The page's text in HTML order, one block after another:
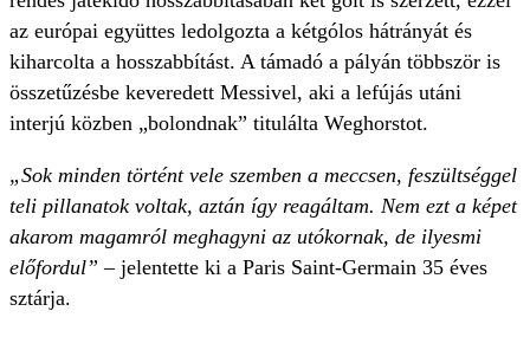
az európai együttes ledolgozta a kétgólos hátrányát és
kiharcolta a hosszabbítást. A támadó a pályán többször is
összetűzésbe keveredett Messivel, aki a lefújás utáni
interjú közben „bolondnak” titulálta Weghorstot.
„Sok minden történt vele szemben a meccsen, feszültséggel
teli pillanatok voltak, aztán így reagáltam. Nem ezt a képet
akarom magamról meghagyni az utókornak, de ilyesmi
előfordul” – jelentette ki a Paris Saint-Germain 35 éves
sztárja.